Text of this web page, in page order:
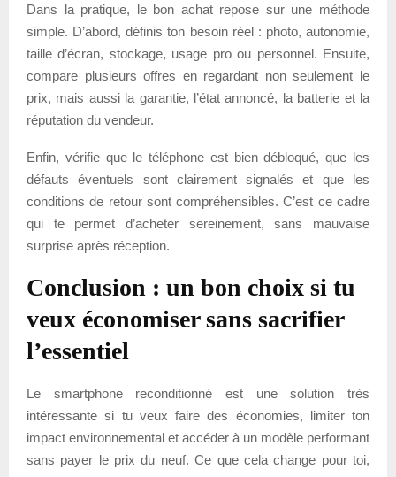
Dans la pratique, le bon achat repose sur une méthode
simple. D’abord, définis ton besoin réel : photo, autonomie,
taille d’écran, stockage, usage pro ou personnel. Ensuite,
compare plusieurs offres en regardant non seulement le
prix, mais aussi la garantie, l’état annoncé, la batterie et la
réputation du vendeur.
Enfin, vérifie que le téléphone est bien débloqué, que les
défauts éventuels sont clairement signalés et que les
conditions de retour sont compréhensibles. C’est ce cadre
qui te permet d’acheter sereinement, sans mauvaise
surprise après réception.
Conclusion : un bon choix si tu
veux économiser sans sacrifier
l’essentiel
Le smartphone reconditionné est une solution très
intéressante si tu veux faire des économies, limiter ton
impact environnemental et accéder à un modèle performant
sans payer le prix du neuf. Ce que cela change pour toi,